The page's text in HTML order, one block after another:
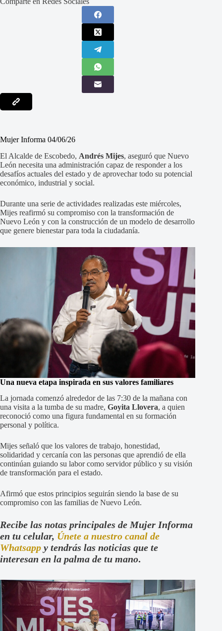
Mujer Informa 04/06/26
El Alcalde de Escobedo, Andrés Mijes, aseguró que Nuevo
León necesita una administración capaz de responder a los
desafíos actuales del estado y de aprovechar todo su potencial
económico, industrial y social.
Durante una serie de actividades realizadas este miércoles,
Mijes reafirmó su compromiso con la transformación de
Nuevo León y con la construcción de un modelo de desarrollo
que genere bienestar para toda la ciudadanía.
Una nueva etapa inspirada en sus valores familiares
La jornada comenzó alrededor de las 7:30 de la mañana con
una visita a la tumba de su madre, Goyita Llovera, a quien
reconoció como una figura fundamental en su formación
personal y política.
Mijes señaló que los valores de trabajo, honestidad,
solidaridad y cercanía con las personas que aprendió de ella
continúan guiando su labor como servidor público y su visión
de transformación para el estado.
Afirmó que estos principios seguirán siendo la base de su
compromiso con las familias de Nuevo León.
Recibe las notas principales de Mujer Informa
en tu celular, Únete a nuestro canal de
Whatsapp y tendrás las noticias que te
interesan en la palma de tu mano.